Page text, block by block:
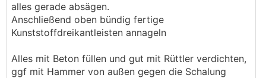
alles gerade absägen.
Anschließend oben bündig fertige
Kunststoffdreikantleisten annageln
Alles mit Beton füllen und gut mit Rüttler verdichten,
ggf mit Hammer von außen gegen die Schalung